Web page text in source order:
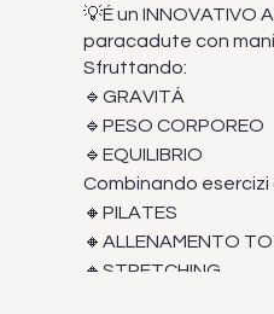
💡É un INNOVATIVO
paracadute con
Sfruttando:
🔹GRAVITÁ
🔹PESO CORPOREO
🔹EQUILIBRIO
Combinando esercizi
🔸PILATES
🔸ALLENAMENTO
🔸STRETCHING